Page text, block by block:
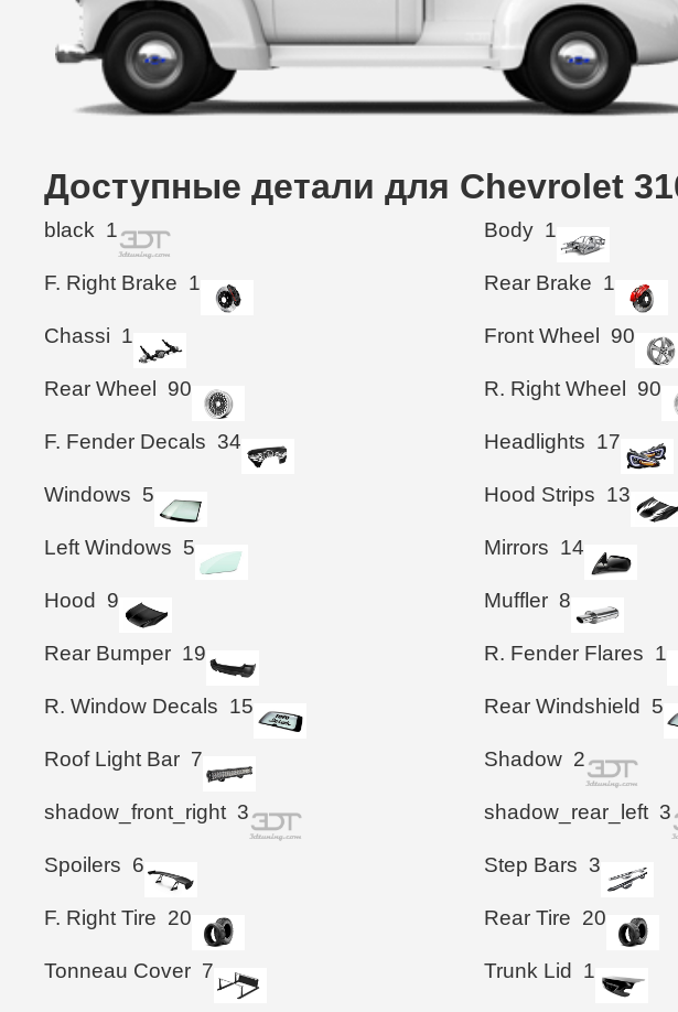
Доступные детали для Chevrolet
black 1 Body 1
F. Right Brake 1 Rear Brake 1
Chassi 1 Front Wheel 90
Rear Wheel 90 R. Right Wheel 90
F. Fender Decals 34 Headlights 17
Windows 5 Hood Strips 13
Left Windows 5 Mirrors 14
Hood 9 Muffler 8
Rear Bumper 19 R. Fender Flares 1
R. Window Decals 15 Rear Windshield 5
Roof Light Bar 7 Shadow 2
shadow_front_right 3 shadow_rear_left 3
Spoilers 6 Step Bars 3
F. Right Tire 20 Rear Tire 20
Tonneau Cover 7 Trunk Lid 1